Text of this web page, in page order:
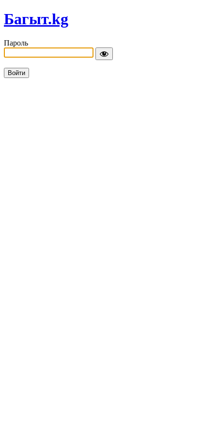
Багыт.kg
Пароль